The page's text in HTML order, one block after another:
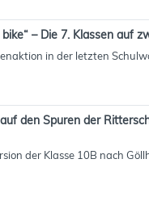
bike“ – Die 7. Klassen auf
in der letzten
den Spuren der
der Klasse 10B nach